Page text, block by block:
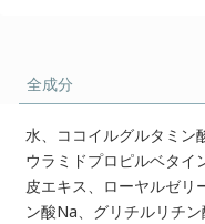
全成分
水、ココイルグルタミ
ウラミドプロピルベタイ
皮エキス、ローヤルゼリ
ン酸Na、グリチルリチ